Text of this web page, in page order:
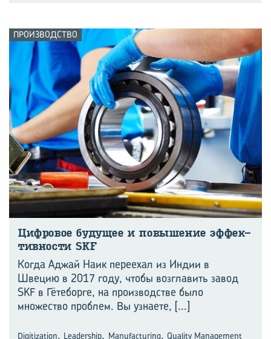
ПРОИЗВОДСТВО
Циф­ро­вое бу­ду­щее и по­вы­ше­ние эф­фек­
тив­но­сти SKF
Когда Аджай Наик переехал из Индии в
Швецию в 2017 году, чтобы возглавить завод
SKF в Гётеборге, на производстве было
множество проблем. Вы узнаете, [...]
Digitization, Leadership, Manufacturing, Quality Management